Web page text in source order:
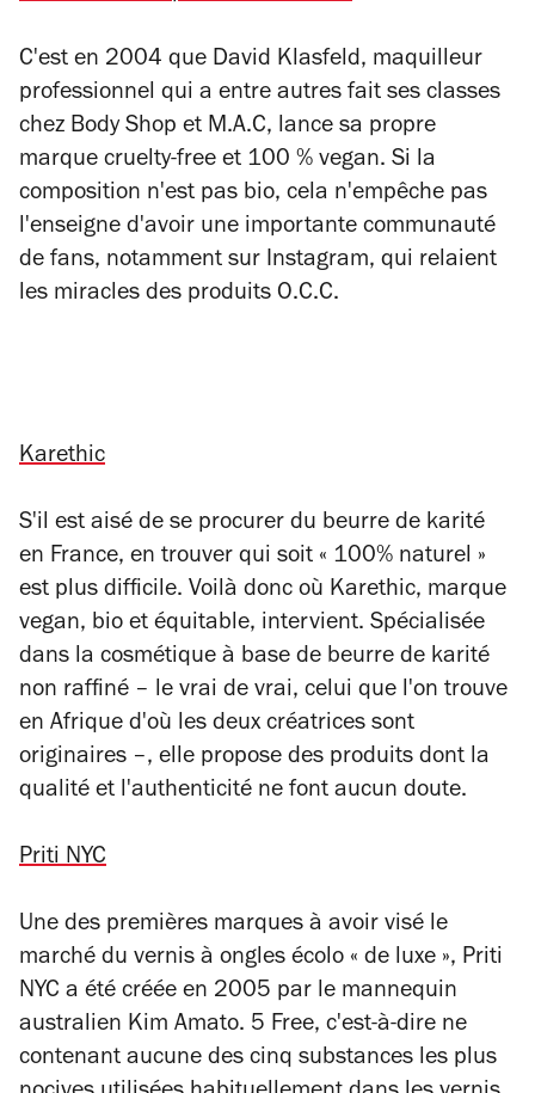
C'est en 2004 que David Klasfeld, maquilleur
professionnel qui a entre autres fait ses classes
chez Body Shop et M.A.C, lance sa propre
marque cruelty-free et 100 % vegan. Si la
composition n'est pas bio, cela n'empêche pas
l'enseigne d'avoir une importante communauté
de fans, notamment sur Instagram, qui relaient
les miracles des produits O.C.C.
Karethic
S'il est aisé de se procurer du beurre de karité
en France, en trouver qui soit « 100% naturel »
est plus difficile. Voilà donc où Karethic, marque
vegan, bio et équitable, intervient. Spécialisée
dans la cosmétique à base de beurre de karité
non raffiné – le vrai de vrai, celui que l'on trouve
en Afrique d'où les deux créatrices sont
originaires –, elle propose des produits dont la
qualité et l'authenticité ne font aucun doute.
Priti NYC
Une des premières marques à avoir visé le
marché du vernis à ongles écolo « de luxe », Priti
NYC a été créée en 2005 par le mannequin
australien Kim Amato. 5 Free, c'est-à-dire ne
contenant aucune des cinq substances les plus